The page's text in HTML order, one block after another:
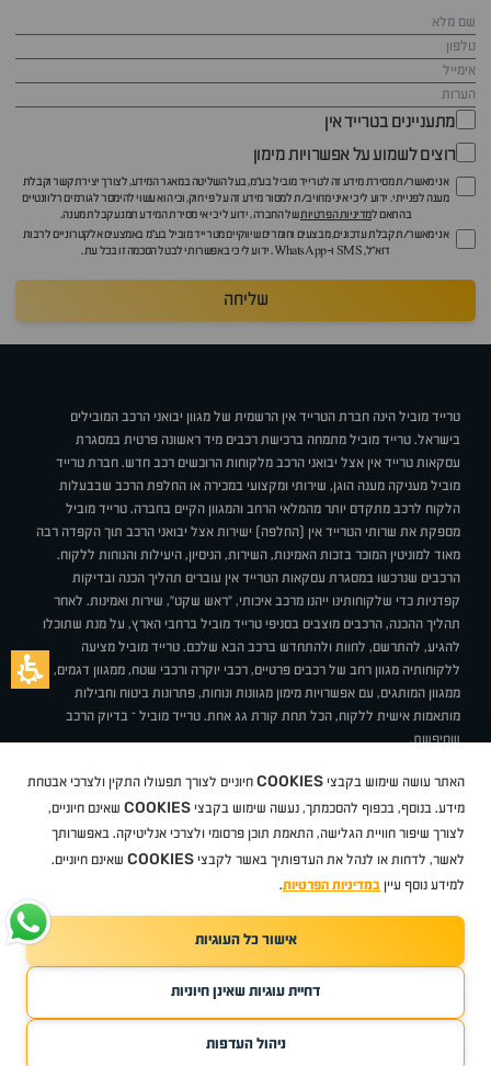
מתעניינים בטרייד אין
רוצים לשמוע על אפשרויות מימון
אני מאשר/ת מסירת מידע זה לטרייד מוביל בע"מ, בעל השליטה במאגר המידע, לצורך יצירת קשר וקבלת
מענה לפנייתי. ידוע לי כי איני מחויב/ת למסור מידע זה על פי חוק, וכי הוא עשוי להימסר לגורמים רלוונטיים
בהתאם למדיניות הפרטיותשל החברה. ידוע לי כי אי מסירת המידע תמנע קבלת מענה.
אני מאשר/ת קבלת עדכונים, מבצעים וחומרים שיווקיים מטרייד מוביל בע"מ באמצעים אלקטרוניים לרבות
דוא״ל, SMS ו-WhatsApp. ידוע לי כי באפשרותי לבטל הסכמה זו בכל עת.
שליחה
טרייד מוביל הינה חברת הטרייד אין הרשמית של מגוון יבואני הרכב המובילים
בישראל. טרייד מוביל מתמחה ברכישת רכבים מיד ראשונה פרטית במסגרת
עסקאות טרייד אין אצל יבואני הרכב מלקוחות הרוכשים רכב חדש. חברת טרייד
מוביל מעניקה מענה הוגן, שירותי ומקצועי במכירה או החלפת הרכב שבבעלות
הלקוח לרכב מתקדם יותר מהמלאי הרחב והמגוון הקיים בחברה. טרייד מוביל
מספקת את שרותי הטרייד אין (החלפה) ישירות אצל יבואני הרכב תוך הקפדה רבה
מאוד למוניטין המוכר בזכות האמינות, השירות, הניסיון, היעילות והנוחות ללקוח.
הרכבים שנרכשו במסגרת עסקאות הטרייד אין עוברים תהליך הכנה ובדיקות
קפדניות כדי שלקוחותינו ייהנו מרכב איכותי, "ראש שקט", שירות ואמינות. לאחר
תהליך ההכנה, הרכבים מוצבים בסניפי טרייד מוביל ברחבי הארץ, על מנת שתוכלו
להגיע, להתרשם, לחוות ולהתחדש ברכב הבא שלכם. טרייד מוביל מציעה
ללקוחותיה מגוון רחב של רכבים פרטיים, רכבי יוקרה ורכבי שטח, ממגוון דגמים,
ממגוון המותגים, עם אפשרויות מימון מגוונות ונוחות, פתרונות ביטוח וחבילות
מותאמות אישית ללקוח, הכל תחת קורת גג אחת. טרייד מוביל – בדיוק הרכב
שחיפשת.
תקנוןBUY BACKמבצעיםמגזין טרייד מובילאיך זה עובד? דרושים
ניהול העדפות עוגיות
סיטרואן אופלפיג'וMG
Geelyמזדהבי ווי דיצ'רי טסלהניסאןטויוטהדאצ'יהפולקסווגןטסלה
ב מ וולקסוסאאודיסקודהיונדאירנושברולט
TradeMobile instagram
TradeMobile facebook
כל הזכויות שמורות טרייד מוביל2026
האתר עושה שימוש בקבצי COOKIES חיוניים לצורך תפעולו התקין ולצרכי אבטחת
מידע. בנוסף, בכפוף להסכמתך, נעשה שימוש בקבצי COOKIES שאינם חיוניים,
לצורך שיפור חוויית הגלישה, התאמת תוכן פרסומי ולצרכי אנליטיקה. באפשרותך
לאשר, לדחות או לנהל את העדפותיך באשר לקבצי COOKIES שאינם חיוניים.
למידע נוסף עיין במדיניות הפרטיות.
אישור כל העוגיות
דחיית עוגיות שאינן חיוניות
ניהול העדפות